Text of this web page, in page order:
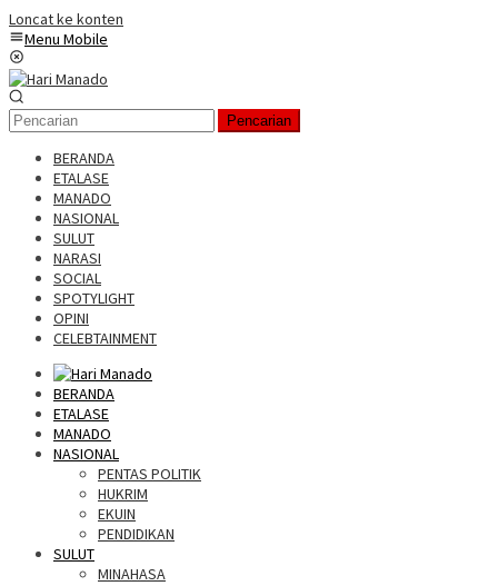
Loncat ke konten
Menu Mobile
Pencarian
BERANDA
ETALASE
MANADO
NASIONAL
SULUT
NARASI
SOCIAL
SPOTYLIGHT
OPINI
CELEBTAINMENT
BERANDA
ETALASE
MANADO
NASIONAL
PENTAS POLITIK
HUKRIM
EKUIN
PENDIDIKAN
SULUT
MINAHASA